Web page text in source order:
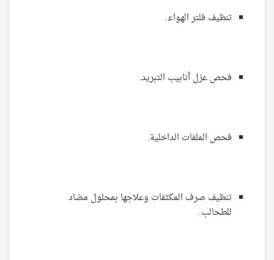
تنظيف فلتر الهواء.
فحص عزل أنابيب التبريد.
فحص الملفات الداخلية.
تنظيف صرف المكثفات وعلاجها بمحلول مضاد
للطحالب.